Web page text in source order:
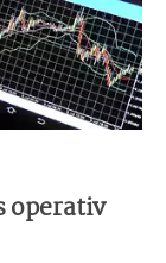
operativ